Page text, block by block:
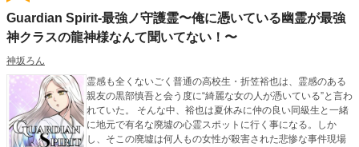
Guardian Spirit-最強ノ守護霊〜俺に憑いている幽霊が最強
神クラスの龍神様なんて聞いてない！〜
神坂ろん
霊感も全くないごく普通の高校生・折笠裕也は、霊感のある
親友の黒部慎吾と会う度に“綺麗な女の人が憑いている”と言わ
れていた。 そんな中、裕也は夏休みに仲の良い同級生と一緒
に地元で有名な廃墟の心霊スポットに行く事になる。しか
し、そこの廃墟は何人もの女性が殺害された悲惨な事件現場